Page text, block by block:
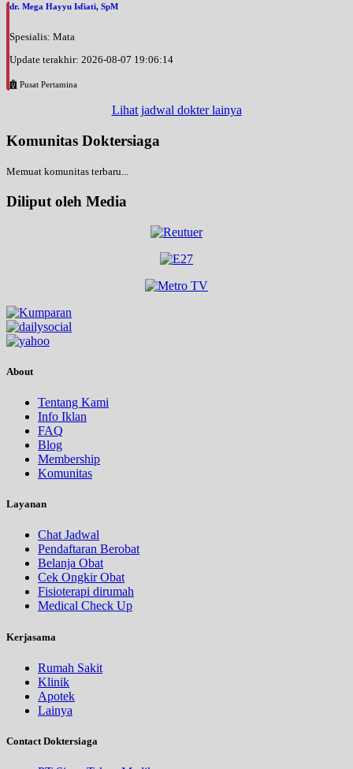
dr. Mega Hayyu Isfiati, SpM
Spesialis: Mata
Update terakhir: 2026-08-07 19:06:14
Pusat Pertamina
Lihat jadwal dokter lainya
Komunitas Doktersiaga
Memuat komunitas terbaru...
Diliput oleh Media
About
Tentang Kami
Info Iklan
FAQ
Blog
Membership
Komunitas
Layanan
Chat Jadwal
Pendaftaran Berobat
Belanja Obat
Cek Ongkir Obat
Fisioterapi dirumah
Medical Check Up
Kerjasama
Rumah Sakit
Klinik
Apotek
Lainya
Contact Doktersiaga